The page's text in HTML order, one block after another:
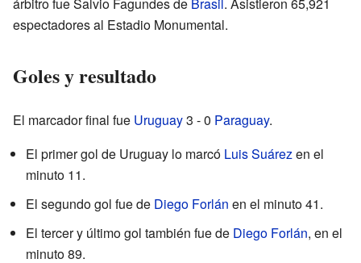
árbitro fue Salvio Fagundes de Brasil . Asistieron 65,921
espectadores al Estadio Monumental.
Goles y resultado
El marcador final fue Uruguay3 - 0 Paraguay.
El primer gol de Uruguay lo marcó Luis Suárezen el
minuto 11.
El segundo gol fue de Diego Forlán en el minuto 41.
El tercer y último gol también fue de Diego Forlán, en el
minuto 89.